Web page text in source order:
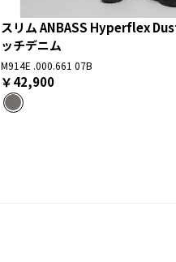
スリム ANBASS Hyperflex
ッチデニム
M914E .000.661 07B
￥42,900